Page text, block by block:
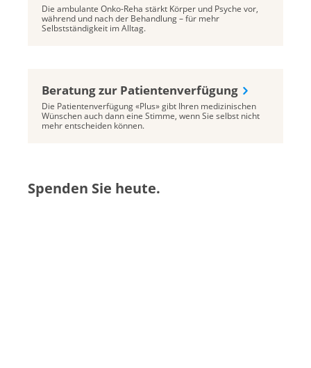
Die ambulante Onko-Reha stärkt Körper und Psyche vor,
während und nach der Behandlung – für mehr
Selbstständigkeit im Alltag.
Beratung zur Patientenverfügung
Die Patientenverfügung «Plus» gibt Ihren medizinischen
Wünschen auch dann eine Stimme, wenn Sie selbst nicht
mehr entscheiden können.
Spenden Sie heute.